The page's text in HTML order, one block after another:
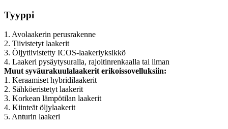
Tyyppi
1. Avolaakerin perusrakenne
2. Tiivistetyt laakerit
3. Öljytiivistetty ICOS-laakeriyksikkö
4. Laakeri pysäytysuralla, rajoitinrenkaalla tai ilman
Muut syväurakuulalaakerit erikoissovelluksiin:
1. Keraamiset hybridilaakerit
2. Sähköeristetyt laakerit
3. Korkean lämpötilan laakerit
4. Kiinteät öljylaakerit
5. Anturin laakeri